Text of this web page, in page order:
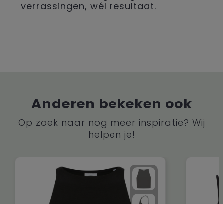
verrassingen, wél resultaat.
Anderen bekeken ook
Op zoek naar nog meer inspiratie? Wij
helpen je!